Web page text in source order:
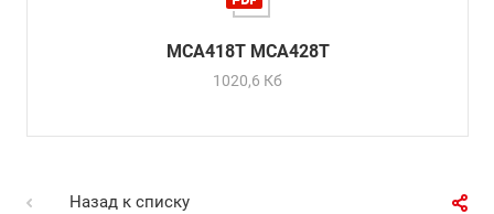
MCA418T MCA428T
1020,6 Кб
Назад к списку